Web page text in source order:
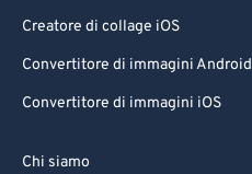
Creatore di collage iOS
Convertitore di immagini Android
Convertitore di immagini iOS
Chi siamo